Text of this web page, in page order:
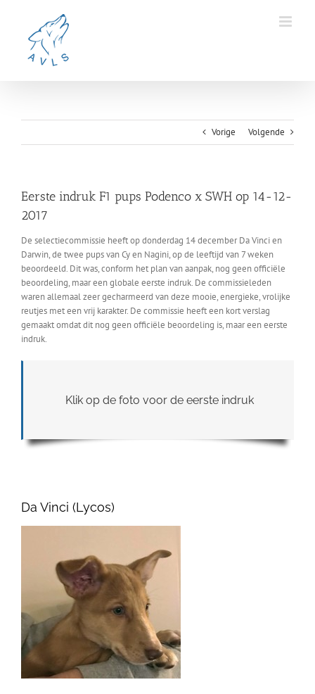
Vorige Volgende
Eerste indruk F1 pups Podenco x SWH op 14-12-
2017
De selectiecommissie heeft op donderdag 14 december Da Vinci en
Darwin, de twee pups van Cy en Nagini, op de leeftijd van 7 weken
beoordeeld. Dit was, conform het plan van aanpak, nog geen officiële
beoordeling, maar een globale eerste indruk. De commissieleden
waren allemaal zeer gecharmeerd van deze mooie, energieke, vrolijke
reutjes met een vrij karakter. De commissie heeft een kort verslag
gemaakt omdat dit nog geen officiële beoordeling is, maar een eerste
indruk.
Klik op de foto voor de eerste indruk
Da Vinci (Lycos)